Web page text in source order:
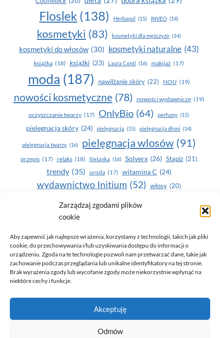
Zarządzaj zgodami plików
cookie
Aby zapewnić jak najlepsze wrażenia, korzystamy z technologii, takich jak pliki
cookie, do przechowywania i/lub uzyskiwania dostępu do informacji o
urządzeniu. Zgoda na te technologie pozwoli nam przetwarzać dane, takie jak
zachowanie podczas przeglądania lub unikalne identyfikatory na tej stronie.
Brak wyrażenia zgody lub wycofanie zgody może niekorzystnie wpłynąć na
niektóre cechy i funkcje.
Akceptuję
Odmów
Floslek (138) Herbapol (15) INVEO (14)
kosmetyki (83) kosmetyki dla mężczyzn (14)
kosmetyki do włosów (30) kosmetyki naturalne (43)
książka (18) książki (23) Laura Conti (16) makijaż (17)
moda (187) nawilżanie skóry (22) NOU (19)
nowości kosmetyczne (78) nowości wydawnicze (19)
oczyszczanie twarzy (17) OnlyBio (64) perfumy (15)
pielegnacja skóry (24) pielęgnacja (15) pielęgnacja dłoni (14)
pielęgnacja twarzy (16) pielęgnacja wlosów (91)
przepis (17) relaks (18) Sielanka (16) Solverx (26) Stapiz (21)
trendy (35) uroda (17) witamina C (24)
wydawnictwo Initium (52) włosy (20)
Yasumi(164) zdrowe zęby
zdrowie
© 2026 Only You - portal dla kobiet (uroda, moda, zdrowie)
opracowanie:AZDOBRESTRONY